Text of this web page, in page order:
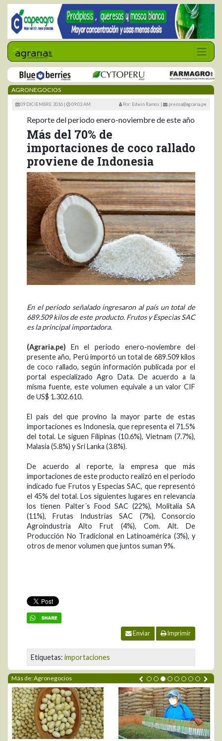
AGRONEGOCIOS
09 DICIEMBRE 2016 | 09:03 AM Por: Edwin Ramos | prensa@agraria.pe
Reporte del periodo enero-noviembre de este año
Más del 70% de
importaciones de coco rallado
proviene de Indonesia
En el periodo señalado ingresaron al país un total de
689.509 kilos de este producto. Frutos y Especias SAC
es la principal importadora.
(Agraria.pe) En el periodo enero-noviembre del
presente año, Perú importó un total de 689.509 kilos
de coco rallado, según información publicada por el
portal especializado Agro Data. De acuerdo a la
misma fuente, este volumen equivale a un valor CIF
de US$ 1.302.610.
El país del que provino la mayor parte de estas
importaciones es Indonesia, que representa el 71.5%
del total. Le siguen Filipinas (10.6%), Vietnam (7.7%),
Malasia (5.8%) y Sri Lanka (3.8%).
De acuerdo al reporte, la empresa que más
importaciones de este producto realizó en el periodo
indicado fue Frutos y Especias SAC, que representó
el 45% del total. Los siguientes lugares en relevancia
los tienen Palter´s Food SAC (22%), Molitalia SA
(11%), Frutas Industrias SAC (7%), Consorcio
Agroindustria Alto Frut (4%), Com. Alt. De
Producción No Tradicional en Latinoamérica (3%), y
otros de menor volumen que juntos suman 9%.
Enviar Imprimir
Etiquetas: importaciones
Más de: Agronegocios